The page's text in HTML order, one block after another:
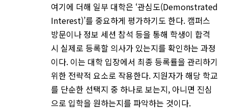
여기에 더해 일부 대학은 ‘관심도(Demonstrated
Interest)’를 중요하게 평가하기도 한다. 캠퍼스
방문이나 정보 세션 참석 등을 통해 학생이 합격
시 실제로 등록할 의사가 있는지를 확인하는 과정
이다. 이는 대학 입장에서 최종 등록률을 관리하기
위한 전략적 요소로 작용한다. 지원자가 해당 학교
를 단순한 선택지 중 하나로 보는지, 아니면 진심
으로 입학을 원하는지를 파악하는 것이다.